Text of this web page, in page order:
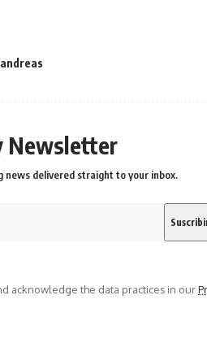
Newsletter
news delivered straight to your inbox.
acknowledge the data practices in our